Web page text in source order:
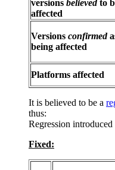
versions believed to
affected
Versions confirmed
being affected
Platforms affected
It is believed to be a
thus:
Regression
Fixed: